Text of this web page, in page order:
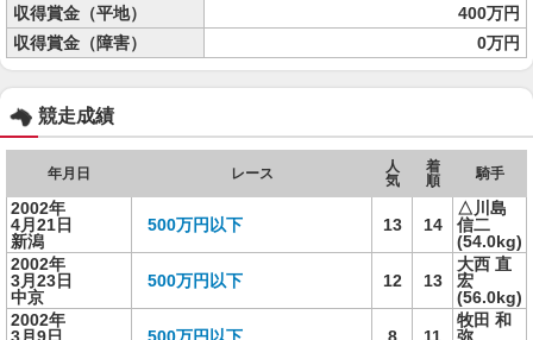
収得賞金（平地）
400万円
収得賞金（障害）
0万円
競走成績
年月日 レース
人
気
着
順
騎手
2002年
4月21日
新潟
500万円以下 13 14
△川島
信二
(54.0kg)
2002年
3月23日
中京
500万円以下 12 13
大西 直
宏
(56.0kg)
2002年
牧田 和